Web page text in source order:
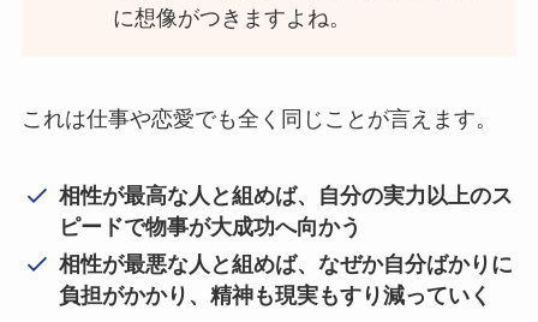
に想像がつきますよね。
これは仕事や恋愛でも全く同じことが言えます。
相性が最高な人と組めば、自分の実力以上のス
ピードで物事が大成功へ向かう
相性が最悪な人と組めば、なぜか自分ばかりに
負担がかかり、精神も現実もすり減っていく